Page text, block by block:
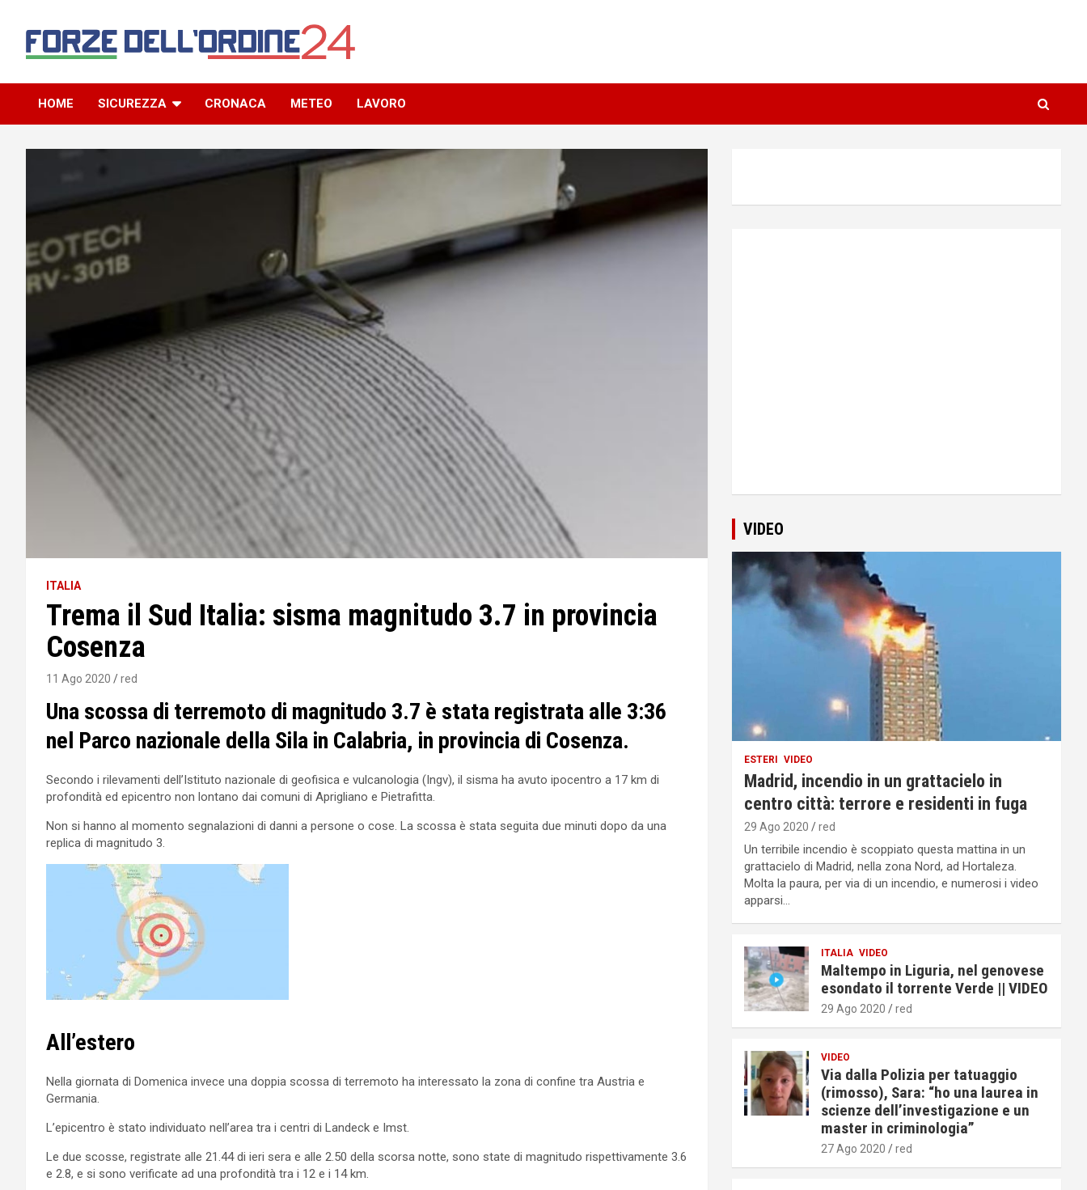
content
Forze dell’Ordine 24
HOME SICUREZZA CRONACA METEO LAVORO
ITALIA
Trema il Sud Italia: sisma magnitudo 3.7 in provincia
Cosenza
11 Ago 2020 red
Una scossa di terremoto di magnitudo 3.7 è stata registrata alle 3:36
nel Parco nazionale della Sila in Calabria, in provincia di Cosenza.
Secondo i rilevamenti dell’Istituto nazionale di geofisica e vulcanologia (Ingv), il sisma ha avuto ipocentro a 17 km di
profondità ed epicentro non lontano dai comuni di Aprigliano e Pietrafitta.
Non si hanno al momento segnalazioni di danni a persone o cose. La scossa è stata seguita due minuti dopo da una
replica di magnitudo 3.
All’estero
Nella giornata di Domenica invece una doppia scossa di terremoto ha interessato la zona di confine tra Austria e
Germania.
L’epicentro è stato individuato nell’area tra i centri di Landeck e Imst.
Le due scosse, registrate alle 21.44 di ieri sera e alle 2.50 della scorsa notte, sono state di magnitudo rispettivamente 3.6
e 2.8, e si sono verificate ad una profondità tra i 12 e i 14 km.
VIDEO
ESTERI VIDEO
Madrid, incendio in un grattacielo in
centro città: terrore e residenti in fuga
29 Ago 2020 red
Un terribile incendio è scoppiato questa mattina in un
grattacielo di Madrid, nella zona Nord, ad Hortaleza.
Molta la paura, per via di un incendio, e numerosi i video
apparsi…
ITALIA VIDEO
Maltempo in Liguria, nel genovese
esondato il torrente Verde || VIDEO
29 Ago 2020 red
VIDEO
Via dalla Polizia per tatuaggio
(rimosso), Sara: “ho una laurea in
scienze dell’investigazione e un
master in criminologia”
27 Ago 2020 red